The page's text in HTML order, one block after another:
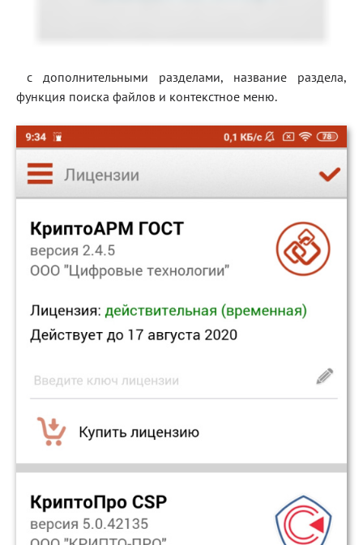
с дополнительными разделами, название раздела,
функция поиска файлов и контекстное меню.